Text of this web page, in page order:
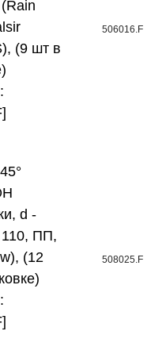
(9 шт в
506016.F
d -
110, ПП,
(12
508025.F